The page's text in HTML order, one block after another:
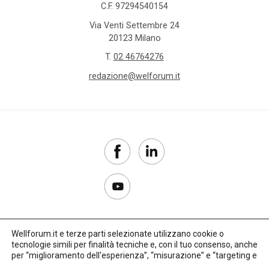
C.F. 97294540154
Via Venti Settembre 24
20123 Milano
T. 02 46764276
redazione@welforum.it
Copyright 2017–2026
Wellforum.it e terze parti selezionate utilizzano cookie o
tecnologie simili per finalità tecniche e, con il tuo consenso, anche
per “miglioramento dell'esperienza”, “misurazione” e “targeting e